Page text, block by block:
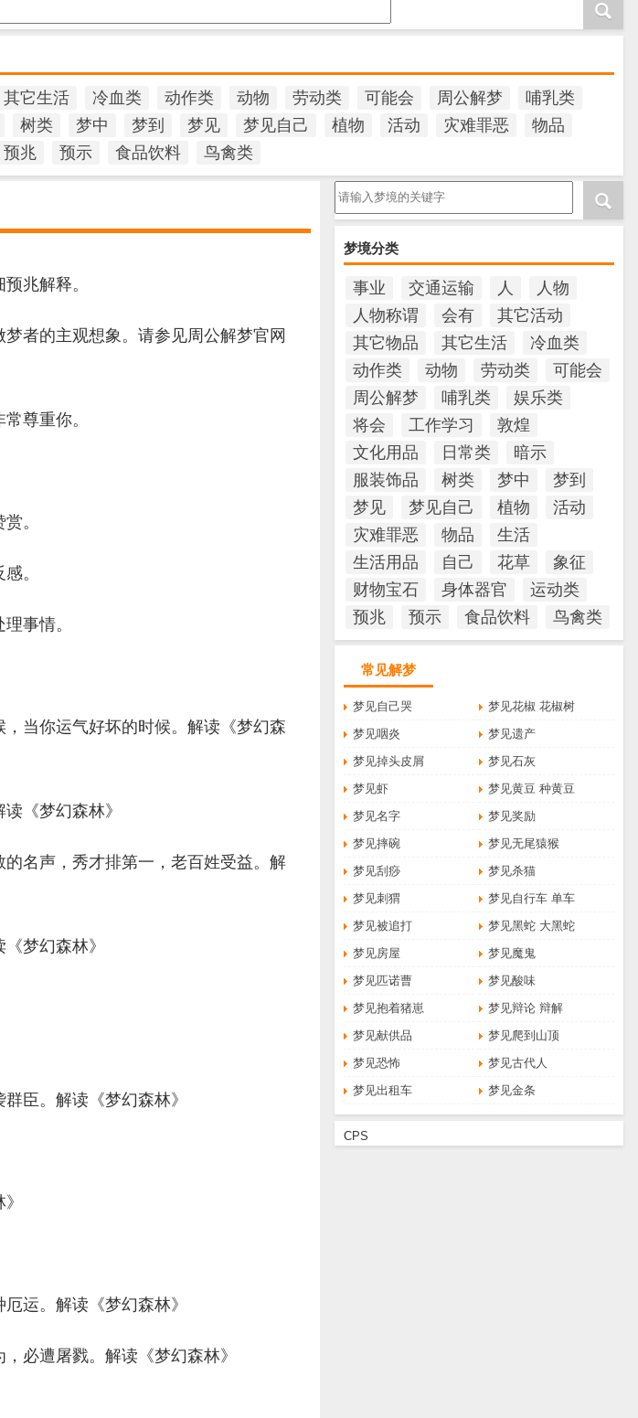
其它生活 冷血类 动作类 动物 劳动类 可能会 周公解梦
哺乳类
树类 梦中 梦到 梦见 梦见自己 植物 活动 灾难罪恶
物品
预兆 预示 食品饮料 鸟禽类
梦境分类
事业 交通运输 人
人物
人物称谓
会有
其它活动
其它物品
其它生活
冷血类
动作类
动物 劳动类
可能会
周公解梦
哺乳类
娱乐类
将会
工作学习
敦煌
文化用品
日常类
暗示
服装饰品
树类 梦中
梦到
梦见
梦见自己 植物
活动
灾难罪恶
物品
生活
生活用品
自己 花草
象征
财物宝石
身体器官
运动类
预兆
预示 食品饮料 鸟禽类
常见解梦
梦见自己哭
梦见花椒 花椒树
梦见咽炎
梦见遗产
梦见掉头皮屑
梦见石灰
梦见虾
梦见黄豆 种黄豆
梦见名字
梦见奖励
梦见摔碗
梦见无尾猿猴
梦见刮痧
梦见杀猫
梦见刺猬
梦见自行车 单车
梦见被追打
梦见黑蛇 大黑蛇
梦见房屋
梦见魔鬼
梦见匹诺曹
梦见酸味
梦见抱着猪崽
梦见辩论 辩解
梦见献供品
梦见爬到山顶
梦见恐怖
梦见古代人
梦见出租车
梦见金条
CPS
兆解释。
者的主观想象。请参见周公解梦官网
尊重你。
。
。
事情。
当你运气好坏的时候。解读《梦幻森
《梦幻森林》
名声，秀才排第一，老百姓受益。解
梦幻森林》
臣。解读《梦幻森林》
运。解读《梦幻森林》
必遭屠戮。解读《梦幻森林》